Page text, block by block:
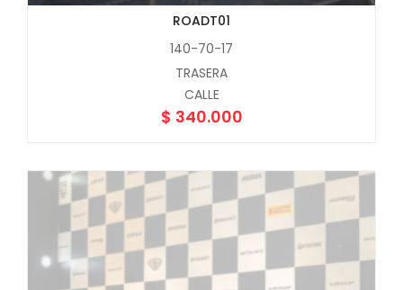
ROADT01
140-70-17
TRASERA
CALLE
$ 340.000